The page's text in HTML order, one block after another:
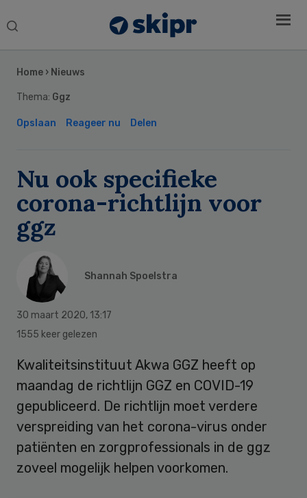
Search
Home › Nieuws
Thema: Ggz
Opslaan Reageer nu Delen
Nu ook specifieke
corona-richtlijn voor
ggz
Shannah Spoelstra
30 maart 2020, 13:17
1555 keer gelezen
Kwaliteitsinstituut Akwa GGZ heeft op
maandag de richtlijn GGZ en COVID-19
gepubliceerd. De richtlijn moet verdere
verspreiding van het corona-virus onder
patiënten en zorgprofessionals in de ggz
zoveel mogelijk helpen voorkomen.
Sidebar